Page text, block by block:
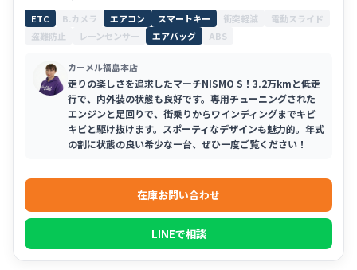
ETC B.カメラ エアコン スマートキー 衝突軽減
電動スライド
盗難防止
レーンセンサー エアバッグ ABS
カーメル福島本店
走りの楽しさを追求したマーチNISMO S！3.2万kmと低走
行で、内外装の状態も良好です。専用チューニングされた
エンジンと足回りで、街乗りからワインディングまでキビ
キビと駆け抜けます。スポーティなデザインも魅力的。年式
の割に状態の良い希少な一台、ぜひ一度ご覧ください！
在庫お問い合わせ
LINEで相談